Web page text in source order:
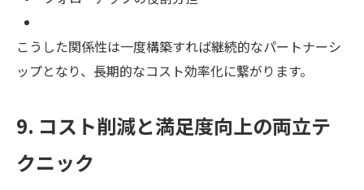
こうした関係性は一度構築すれば継続的なパートナーシ
ップとなり、長期的なコスト効率化に繋がります。
9. コスト削減と満足度向上の両立テ
クニック